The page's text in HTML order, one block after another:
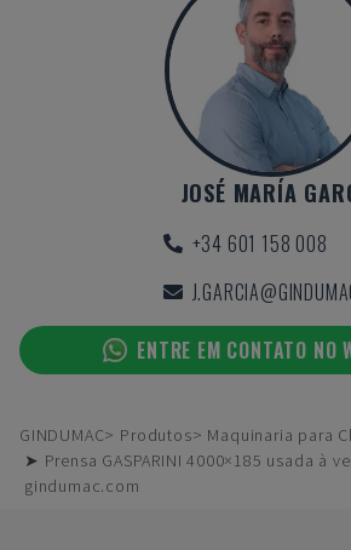
JOSÉ MARÍA
+34 601 158 008
ENTRE EM CONTATO NO
GINDUMAC Produtos
Maquinaria para
➤ Prensa GASPARINI 4000×185 usada à
gindumac.com